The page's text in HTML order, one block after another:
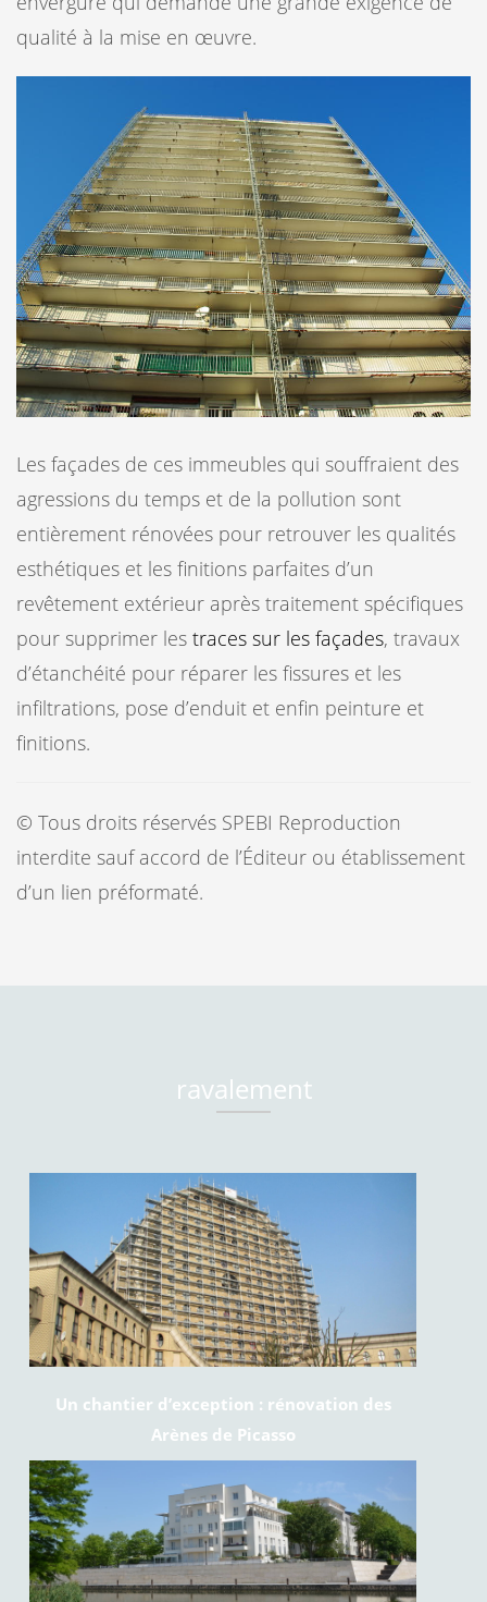
qualité à la mise en œuvre.
Les façades de ces immeubles qui souffraient des
agressions du temps et de la pollution sont
entièrement rénovées pour retrouver les qualités
esthétiques et les finitions parfaites d’un
revêtement extérieur après traitement spécifiques
pour supprimer les traces sur les façades, travaux
d’étanchéité pour réparer les fissures et les
infiltrations, pose d’enduit et enfin peinture et
finitions.
© Tous droits réservés SPEBI Reproduction
interdite sauf accord de l’Éditeur ou établissement
d’un lien préformaté.
ravalement
Un chantier d’exception : rénovation des
Arènes de Picasso